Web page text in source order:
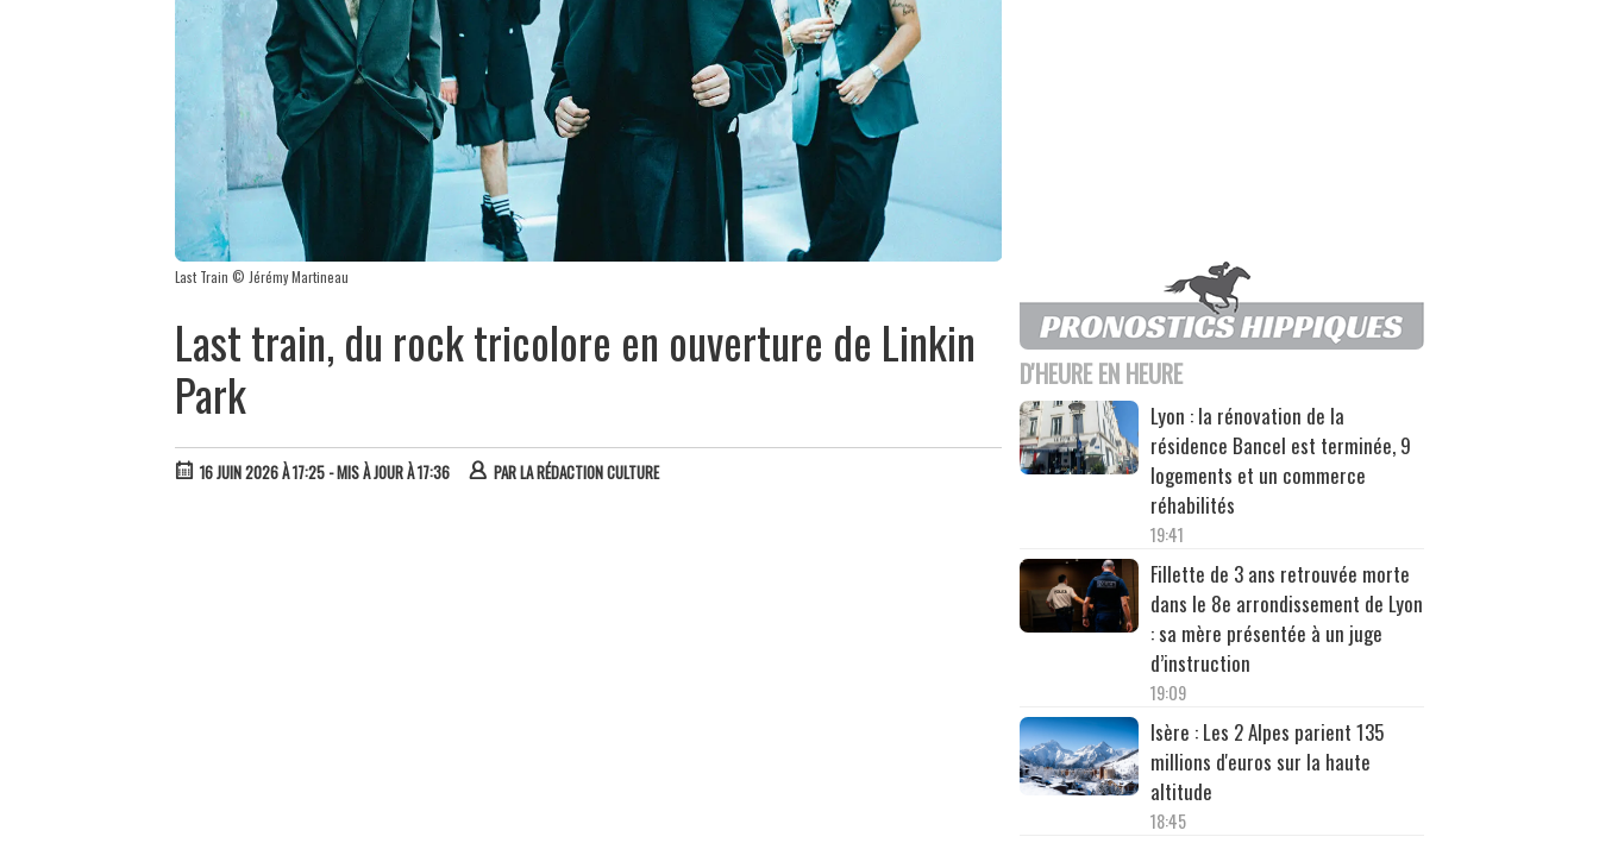
Last Train © Jérémy Martineau
Last train, du rock tricolore en ouverture de Linkin
Park
16 JUIN 2026 À 17:25 - MIS À JOUR À 17:36 PARLA RÉDACTION CULTURE
D'HEURE EN HEURE
Lyon : la rénovation de la
résidence Bancel est terminée, 9
logements et un commerce
réhabilités
19:41
Fillette de 3 ans retrouvée morte
dans le 8e arrondissement de Lyon
: sa mère présentée à un juge
d’instruction
19:09
Isère : Les 2 Alpes parient 135
millions d'euros sur la haute
altitude
18:45